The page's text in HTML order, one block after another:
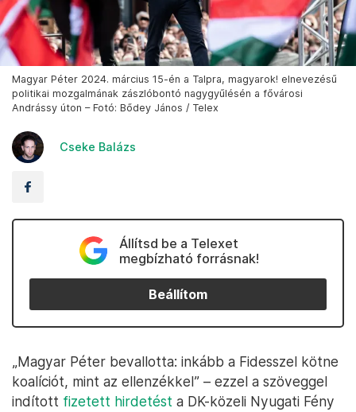
Magyar Péter 2024. március 15-én a Talpra, magyarok! elnevezésű
politikai mozgalmának zászlóbontó nagygyűlésén a fővárosi
Andrássy úton – Fotó: Bődey János / Telex
Cseke Balázs
Állítsd be a Telexet
megbízható forrásnak!
Beállítom
„Magyar Péter bevallotta: inkább a Fidesszel kötne
koalíciót, mint az ellenzékkel” – ezzel a szöveggel
indított fizetett hirdetést a DK-közeli Nyugati Fény